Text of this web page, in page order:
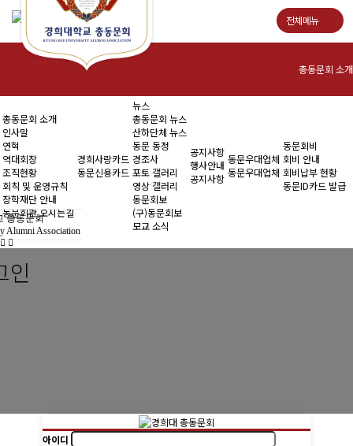
전체메뉴
총동문회 소개
인사말
연혁
역대회장
조직현황
회칙 및 운영규칙
장학재단 안내
총동문회 소개
인사말
연혁
역대회장
조직현황
회칙 및 운영규칙
장학재단 안내
동문회관 오시는길
경희사랑카드
동문신용카드
뉴스
총동문회 뉴스
산하단체 뉴스
동문 동정
경조사
포토 갤러리
영상 갤러리
동문회보
(구)동문회보
모교 소식
공지사항
행사안내
공지사항
동문우대업체
동문우대업체
동문회비
회비 안내
회비납부 현황
동문ID카드 발급
총동문회
Alumni Association
인
아이디